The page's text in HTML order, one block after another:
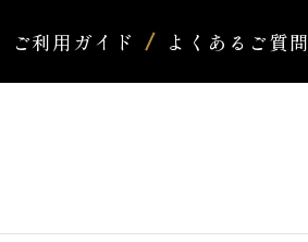
ご利用ガイド よくあるご質問